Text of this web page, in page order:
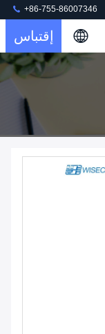
+86-755-86007346
إقتباس